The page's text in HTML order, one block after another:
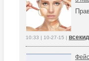
10:33 | 10-27-15 |